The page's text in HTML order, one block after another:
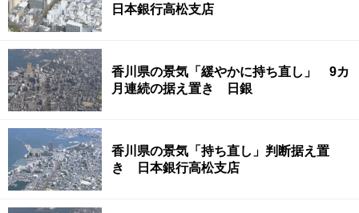
日本銀行高松支店
香川県の景気「緩やかに持ち直し」 9カ
月連続の据え置き 日銀
香川県の景気「持ち直し」判断据え置
き 日本銀行高松支店